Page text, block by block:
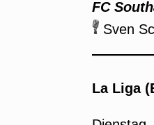
FC
Sven
La Liga